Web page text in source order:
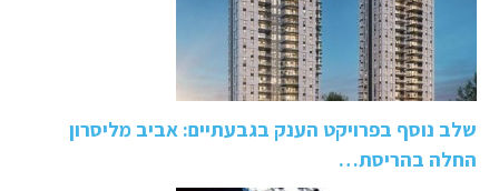
שלב נוסף בפרויקט הענק בגבעתיים: אביב מליסרון
החלה בהריסת…